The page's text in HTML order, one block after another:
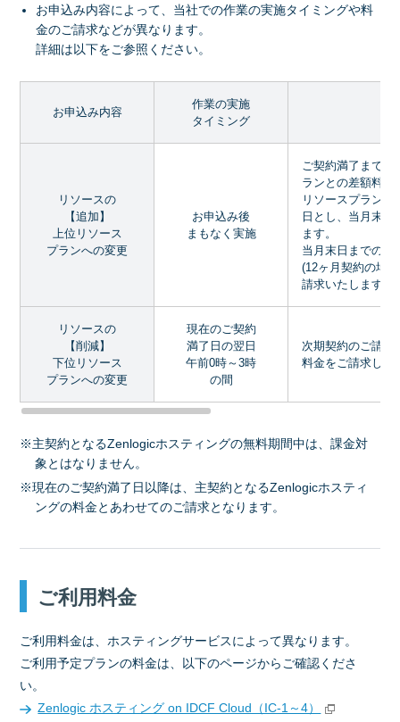
お申込み内容によって、当社での作業の実施タイミングや料
金のご請求などが異なります。
詳細は以下をご参照ください。
お申込み内容
作業の実施
タイミング
リソースの
【追加】
上位リソース
プランへの変更
お申込み後
まもなく実施
ご契約満了までの
ランとの差額料金
リソースプラン
日とし、当月末
ます。
当月末日までの日
(12ヶ月契約の場
請求いたします
リソースの
【削減】
下位リソース
プランへの変更
現在のご契約
満了日の翌日
午前0時～3時
の間
次期契約のご請求
料金をご請求しま
※主契約となるZenlogicホスティングの無料期間中は、課金対
象とはなりません。
※現在のご契約満了日以降は、主契約となるZenlogicホスティ
ングの料金とあわせてのご請求となります。
ご利用料金
ご利用料金は、ホスティングサービスによって異なります。
ご利用予定プランの料金は、以下のページからご確認くださ
い。
Zenlogic ホスティング on IDCF Cloud（IC-1～4）